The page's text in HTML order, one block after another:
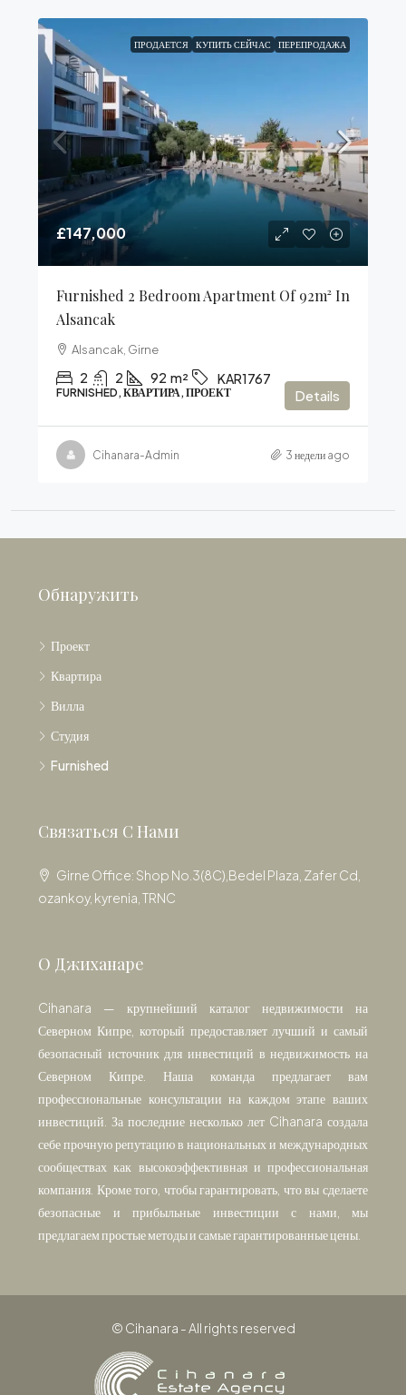
ПРОДАЕТСЯ КУПИТЬ СЕЙЧАС ПЕРЕПРОДАЖА
£147,000
Furnished 2 Bedroom Apartment Of 92m² In
Alsancak
Alsancak, Girne
2 2 92 m² KAR1767
FURNISHED, КВАРТИРА, ПРОЕКТ Details
Cihanara-Admin 3 недели ago
Обнаружить
Проект
Квартира
Вилла
Студия
Furnished
Связаться С Нами
Girne Office: Shop No.3(8C),Bedel Plaza, Zafer Cd,
ozankoy, kyrenia, TRNC
О Джиханаре
Cihanara — крупнейший каталог недвижимости на
Северном Кипре, который предоставляет лучший и самый
безопасный источник для инвестиций в недвижимость на
Северном Кипре. Наша команда предлагает вам
профессиональные консультации на каждом этапе ваших
инвестиций. За последние несколько лет Cihanara создала
себе прочную репутацию в национальных и международных
сообществах как высокоэффективная и профессиональная
компания. Кроме того, чтобы гарантировать, что вы сделаете
безопасные и прибыльные инвестиции с нами, мы
предлагаем простые методы и самые гарантированные цены.
© Cihanara - All rights reserved